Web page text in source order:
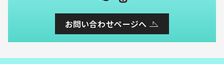
お問い合わせページへ